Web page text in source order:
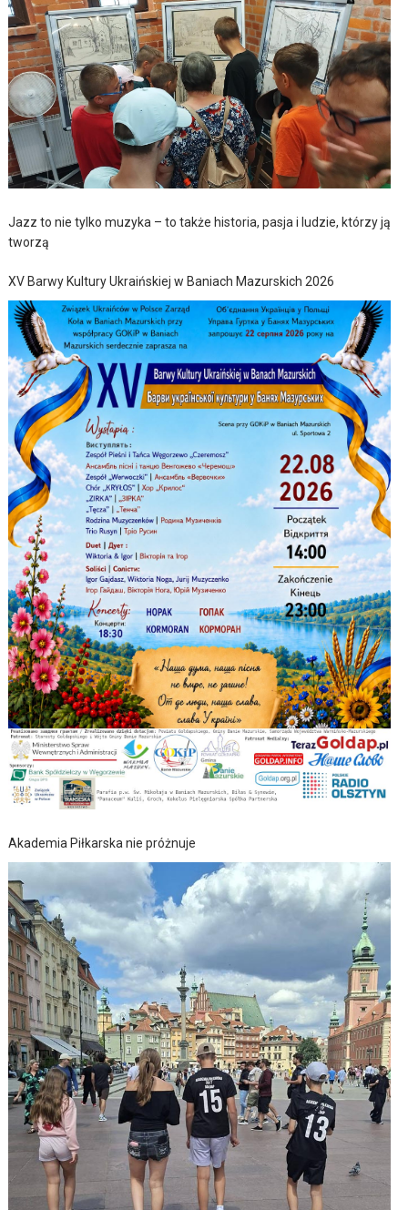
Jazz to nie tylko muzyka – to także historia, pasja i ludzie, którzy ją
tworzą
XV Barwy Kultury Ukraińskiej w Baniach Mazurskich 2026
Akademia Piłkarska nie próżnuje